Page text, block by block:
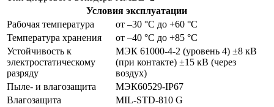
Условия эксплуатации
Рабочая температура
от –30 °С до +60 °С
Температура хранения
от –40 °С до +85 °С
Устойчивость к
электростатическому
разряду
МЭК 61000-4-2 (уровень 4) ±8 кВ
(при контакте) ±15 кВ (через
воздух)
Пыле- и влагозащита
МЭК60529-IP67
Влагозащита
MIL-STD-810 G